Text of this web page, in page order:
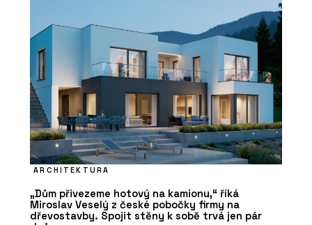
ARCHITEKTURA
„Dům přivezeme hotový na kamionu,“ říká
Miroslav Veselý z české pobočky firmy na
dřevostavby. Spojit stěny k sobě trvá jen pár